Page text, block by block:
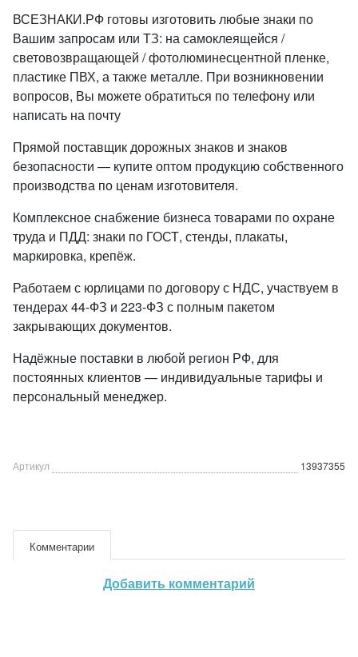
ВСЕЗНАКИ.РФ готовы изготовить любые знаки по
Вашим запросам или ТЗ: на самоклеящейся /
световозвращающей / фотолюминесцентной пленке,
пластике ПВХ, а также металле. При возникновении
вопросов, Вы можете обратиться по телефону или
написать на почту
Прямой поставщик дорожных знаков и знаков
безопасности — купите оптом продукцию собственного
производства по ценам изготовителя.
Комплексное снабжение бизнеса товарами по охране
труда и ПДД: знаки по ГОСТ, стенды, плакаты,
маркировка, крепёж.
Работаем с юрлицами по договору с НДС, участвуем в
тендерах 44-ФЗ и 223-ФЗ с полным пакетом
закрывающих документов.
Надёжные поставки в любой регион РФ, для
постоянных клиентов — индивидуальные тарифы и
персональный менеджер.
Артикул 13937355
Комментарии
Добавить комментарий